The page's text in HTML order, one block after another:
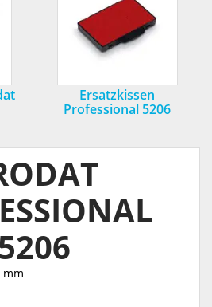
Ersatzkissen
Professional 5206
5206
mm